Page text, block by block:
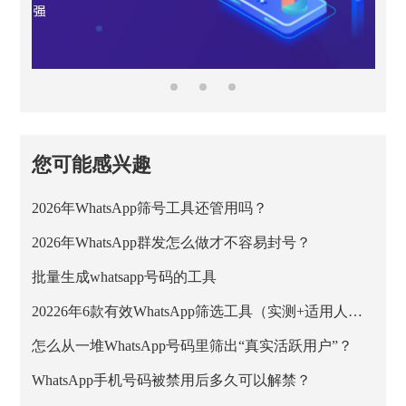
您可能感兴趣
2026年WhatsApp筛号工具还管用吗？
2026年WhatsApp群发怎么做才不容易封号？
批量生成whatsapp号码的工具
20226年6款有效WhatsApp筛选工具（实测+适用人群）
怎么从一堆WhatsApp号码里筛出“真实活跃用户”？
WhatsApp手机号码被禁用后多久可以解禁？